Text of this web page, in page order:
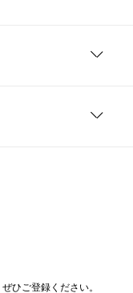
ひご登録ください。